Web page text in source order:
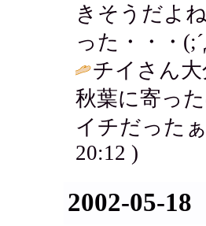
きそうだよ
った・・・
チイさん
秋葉に寄っ
イチだった
20:12 )
2002-05-